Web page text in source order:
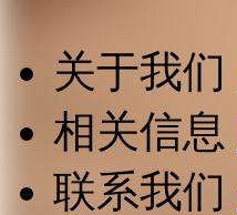
关于我们
相关信息
联系我们